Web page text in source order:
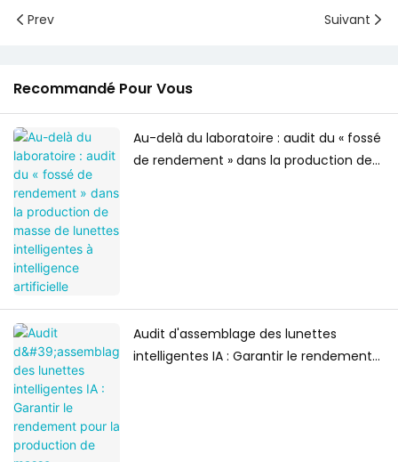
Prev Suivant
Recommandé Pour Vous
Au-delà du laboratoire : audit du « fossé
de rendement » dans la production de
Audit d'assemblage des lunettes
intelligentes IA : Garantir le rendement